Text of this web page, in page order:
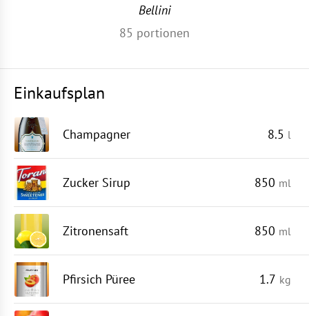
Bellini
85 portionen
Einkaufsplan
Champagner 8.5 l
Zucker Sirup 850 ml
Zitronensaft 850 ml
Pfirsich Püree 1.7 kg